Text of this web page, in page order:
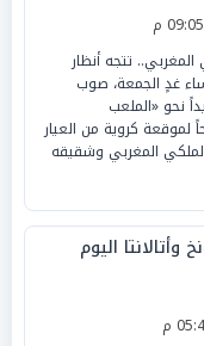
المغربي.. تتجه أنظار
غدٍ الجمعة، صوب
نحو «الملعب
لموقعة كروية من العيار
المغربي وشقيقه
اليوم